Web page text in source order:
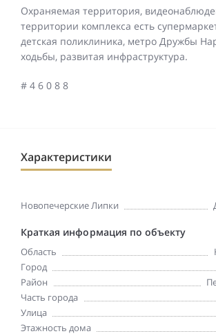
Охраняемая территория,
территории комплекса есть
детская поликлиника, метро Дружбы
ходьбы, развитая инфраструктура.
# 4 6 0 8 8
Характеристики
Новопечерские Липки
Краткая информация по объекту
Область
Город
Район
Часть города
Улица
Этажность дома